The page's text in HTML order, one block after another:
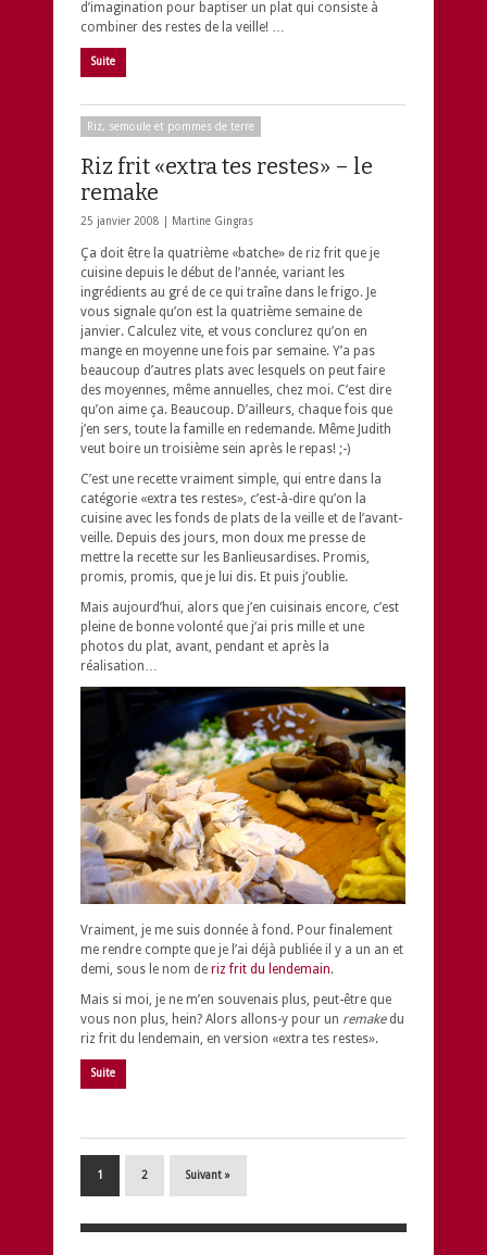
d’imagination pour baptiser un plat qui consiste à
combiner des restes de la veille! …
Suite
Riz, semoule et pommes de terre
Riz frit «extra tes restes» – le
remake
25 janvier 2008 | Martine Gingras
Ça doit être la quatrième «batche» de riz frit que je
cuisine depuis le début de l’année, variant les
ingrédients au gré de ce qui traîne dans le frigo. Je
vous signale qu’on est la quatrième semaine de
janvier. Calculez vite, et vous conclurez qu’on en
mange en moyenne une fois par semaine. Y’a pas
beaucoup d’autres plats avec lesquels on peut faire
des moyennes, même annuelles, chez moi. C’est dire
qu’on aime ça. Beaucoup. D’ailleurs, chaque fois que
j’en sers, toute la famille en redemande. Même Judith
veut boire un troisième sein après le repas! ;-)
C’est une recette vraiment simple, qui entre dans la
catégorie «extra tes restes», c’est-à-dire qu’on la
cuisine avec les fonds de plats de la veille et de l’avant-
veille. Depuis des jours, mon doux me presse de
mettre la recette sur les Banlieusardises. Promis,
promis, promis, que je lui dis. Et puis j’oublie.
Mais aujourd’hui, alors que j’en cuisinais encore, c’est
pleine de bonne volonté que j’ai pris mille et une
photos du plat, avant, pendant et après la
réalisation…
Vraiment, je me suis donnée à fond. Pour finalement
me rendre compte que je l’ai déjà publiée il y a un an et
demi, sous le nom de riz frit du lendemain.
Mais si moi, je ne m’en souvenais plus, peut-être que
vous non plus, hein? Alors allons-y pour un remakedu
riz frit du lendemain, en version «extra tes restes».
Suite
1 2 Suivant »